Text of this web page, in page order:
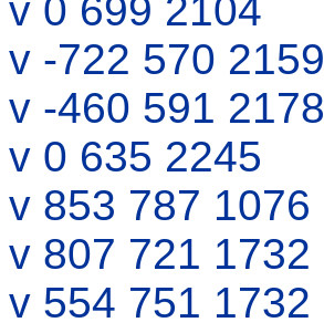
v 0 699 2104
v -722 570 2159
v -460 591 2178
v 0 635 2245
v 853 787 1076
v 807 721 1732
v 554 751 1732